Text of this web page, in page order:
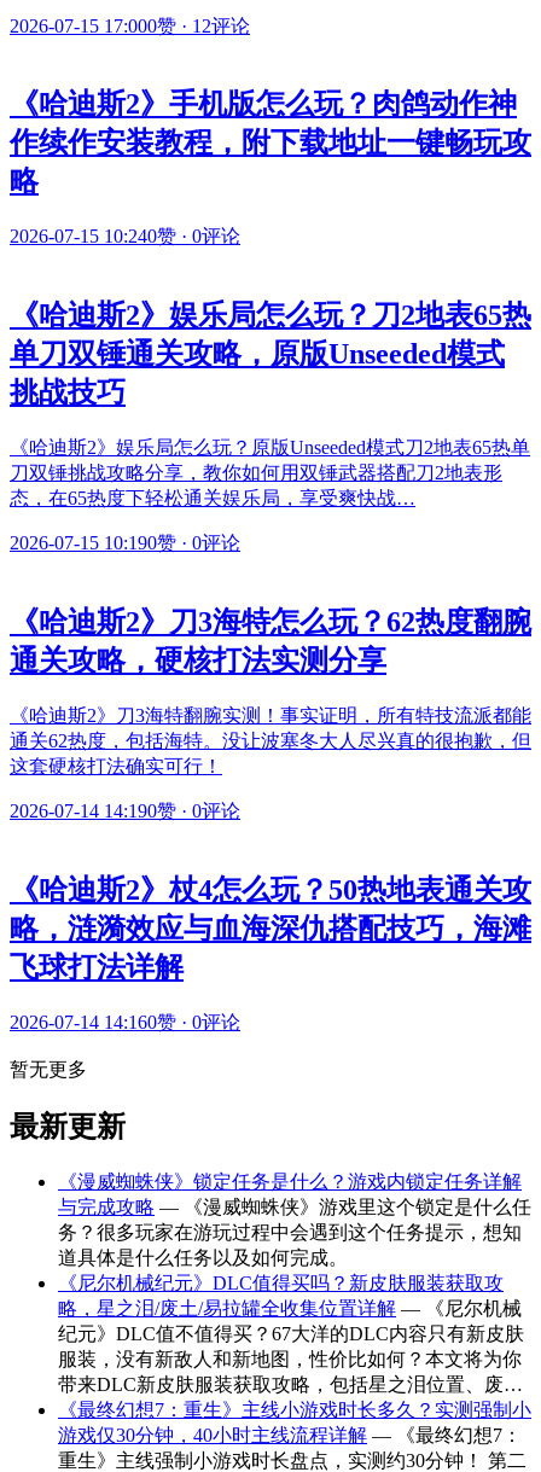
2026-07-15 17:000赞 · 12评论
《哈迪斯2》手机版怎么玩？肉鸽动作神
作续作安装教程，附下载地址一键畅玩攻
略
2026-07-15 10:240赞 · 0评论
《哈迪斯2》娱乐局怎么玩？刀2地表65热
单刀双锤通关攻略，原版Unseeded模式
挑战技巧
《哈迪斯2》娱乐局怎么玩？原版Unseeded模式刀2地表65热单
刀双锤挑战攻略分享，教你如何用双锤武器搭配刀2地表形
态，在65热度下轻松通关娱乐局，享受爽快战…
2026-07-15 10:190赞 · 0评论
《哈迪斯2》刀3海特怎么玩？62热度翻腕
通关攻略，硬核打法实测分享
《哈迪斯2》刀3海特翻腕实测！事实证明，所有特技流派都能
通关62热度，包括海特。没让波塞冬大人尽兴真的很抱歉，但
这套硬核打法确实可行！
2026-07-14 14:190赞 · 0评论
《哈迪斯2》杖4怎么玩？50热地表通关攻
略，涟漪效应与血海深仇搭配技巧，海滩
飞球打法详解
2026-07-14 14:160赞 · 0评论
暂无更多
最新更新
《漫威蜘蛛侠》锁定任务是什么？游戏内锁定任务详解
与完成攻略 — 《漫威蜘蛛侠》游戏里这个锁定是什么任
务？很多玩家在游玩过程中会遇到这个任务提示，想知
道具体是什么任务以及如何完成。
《尼尔机械纪元》DLC值得买吗？新皮肤服装获取攻
略，星之泪/废土/易拉罐全收集位置详解 — 《尼尔机械
纪元》DLC值不值得买？67大洋的DLC内容只有新皮肤
服装，没有新敌人和新地图，性价比如何？本文将为你
带来DLC新皮肤服装获取攻略，包括星之泪位置、废…
《最终幻想7：重生》主线小游戏时长多久？实测强制小
游戏仅30分钟，40小时主线流程详解 — 《最终幻想7：
重生》主线强制小游戏时长盘点，实测约30分钟！ 第二